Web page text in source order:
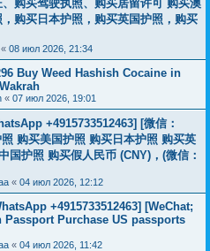
购买驾驶执照、购买居留许可 购买澳
购买日本护照，购买英国护照，购买
« 08 июл 2026, 21:34
Buy Weed Hashish Cocaine in
« 07 июл 2026, 19:01
+4915733512463] [微信：
购买美国护照 购买日本护照 购买英
国护照 购买假人民币 (CNY)，(微信：
« 04 июл 2026, 12:12
+4915733512463] [WeChat;
Purchase US passports
« 04 июл 2026, 11:42